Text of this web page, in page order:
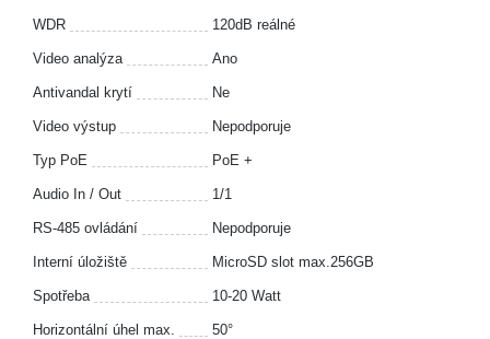
WDR 120dB reálné
Video analýza Ano
Antivandal krytí Ne
Video výstup Nepodporuje
Typ PoE PoE +
Audio In / Out 1/1
RS-485 ovládání Nepodporuje
Interní úložiště MicroSD slot max.256GB
Spotřeba 10-20 Watt
Horizontální úhel max. 50°